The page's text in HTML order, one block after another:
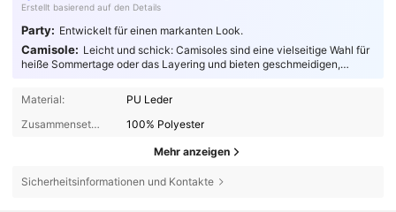
Erstellt basierend auf den Details
Party: Entwickelt für einen markanten Look.
Camisole: Leicht und schick: Camisoles sind eine vielseitige Wahl für
heiße Sommertage oder das Layering und bieten geschmeidigen,
Material:
PU Leder
Zusammensetzung:
100% Polyester
Mehr anzeigen
Sicherheitsinformationen und Kontakte